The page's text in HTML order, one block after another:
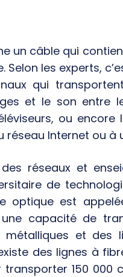
un câble qui
Selon les experts,
qui
et le son entre
ou encore
Internet ou à
réseaux et
de
optique est
capacité de
et des
des lignes à
150 000